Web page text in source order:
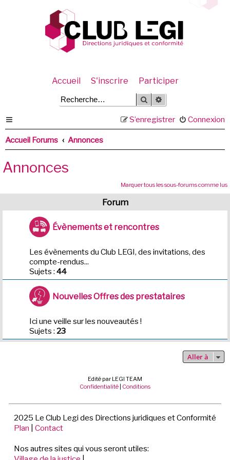
Accueil S'inscrire Participer
Rechercher
Connexion
S’enregistrer
Accueil Forums Annonces
Annonces
Marquer tous les sous-forums comme lus
Forum
Évènements et rencontres
Les évènements du Club LEGI, des invitations, des
compte-rendus...
Sujets : 44
Nouvelles Offres des prestataires
Ici une veille sur les nouveautés !
Sujets : 23
Aller à
Edité par LEGI TEAM
Confidentialité Conditions
2025 Le Club Legi des Directions juridiques et Conformité
Plan
Contact
Nos autres sites qui vous seront utiles: